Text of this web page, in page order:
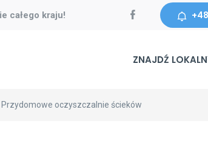
całego kraju!
ZNAJDŹ
Przydomowe oczyszczalnie ścieków